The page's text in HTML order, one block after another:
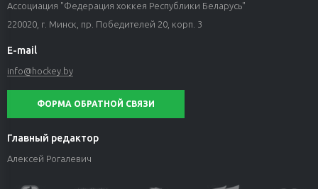
Ассоциация "Федерация хоккея Республики Беларусь"
220020, г. Минск, пр. Победителей 20, корп. 3
E-mail
info@hockey.by
ФОРМА ОБРАТНОЙ СВЯЗИ
Главный редактор
Алексей Рогалевич